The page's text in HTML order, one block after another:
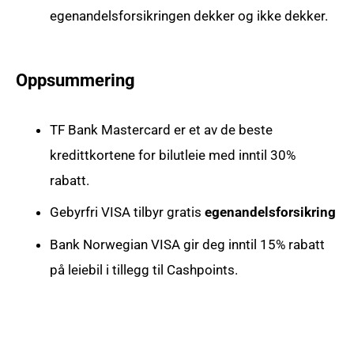
egenandelsforsikringen dekker og ikke dekker.
Oppsummering
TF Bank Mastercard er et av de beste
kredittkortene for bilutleie med inntil 30%
rabatt.
Gebyrfri VISA tilbyr gratis egenandelsforsikring
Bank Norwegian VISA gir deg inntil 15% rabatt
på leiebil i tillegg til Cashpoints.